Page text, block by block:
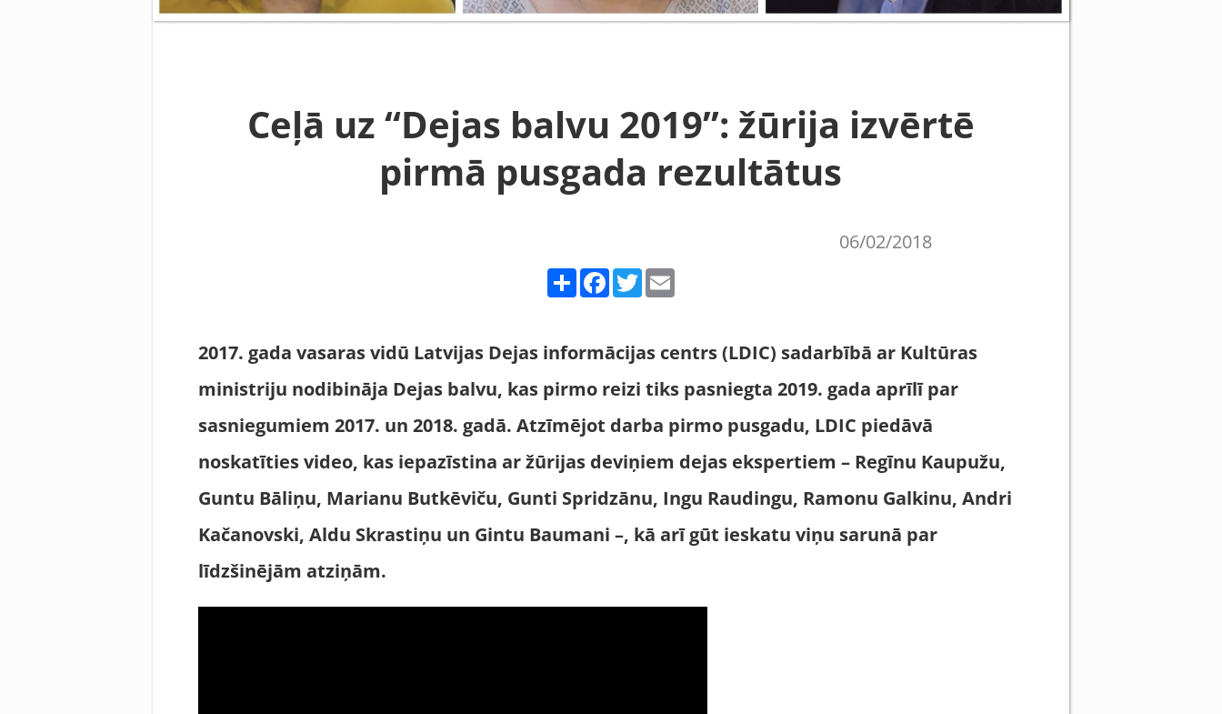
Ceļā uz “Dejas balvu 2019”: žūrija izvērtē
pirmā pusgada rezultātus
06/02/2018
Share FacebookTwitter
2017. gada vasaras vidū Latvijas Dejas informācijas centrs (LDIC) sadarbībā ar Kultūras
ministriju nodibināja Dejas balvu, kas pirmo reizi tiks pasniegta 2019. gada aprīlī par
sasniegumiem 2017. un 2018. gadā. Atzīmējot darba pirmo pusgadu, LDIC piedāvā
noskatīties video, kas iepazīstina ar žūrijas deviņiem dejas ekspertiem – Regīnu Kaupužu,
Guntu Bāliņu, Marianu Butkēviču, Gunti Spridzānu, Ingu Raudingu, Ramonu Galkinu, Andri
Kačanovski, Aldu Skrastiņu un Gintu Baumani –, kā arī gūt ieskatu viņu sarunā par
līdzšinējām atziņām.